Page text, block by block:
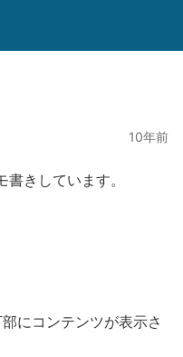
10年前
きしています。
にコンテンツが表示さ